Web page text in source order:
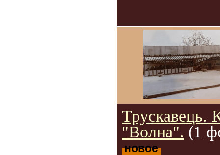
Трускавець.
"Волна". (1
новое